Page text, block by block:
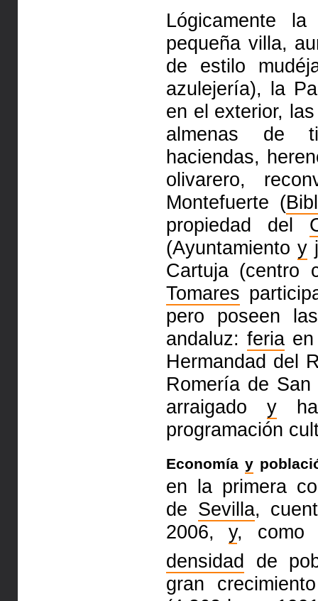
Lógicamente
pequeña villa,
de estilo
azulejería), la
en el exterior,
almenas de
haciendas,
olivarero,
Montefuerte (
propiedad del
(Ayuntamientoy
Cartuja (centro
Tomares
pero poseen
andaluz: feria
Hermandad del
Romería de
arraigado y
programación
Economía y
en la primera
de Sevilla,
2006,y, como
densidad de
gran